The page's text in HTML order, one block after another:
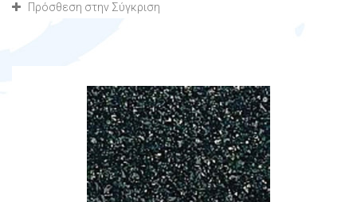
Πρόσθεση στην Σύγκριση